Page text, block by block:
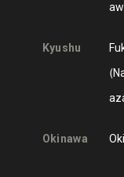
Kyushu
Okinawa